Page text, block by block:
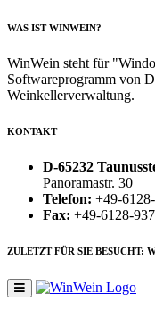
WAS IST WINWEIN?
WinWein steht für
Softwareprogramm von
Weinkellerverwaltung.
KONTAKT
D-65232
Panoramastr. 30
Telefon: +49-
Fax: +49-6128-
ZULETZT FÜR SIE BESUCHT: